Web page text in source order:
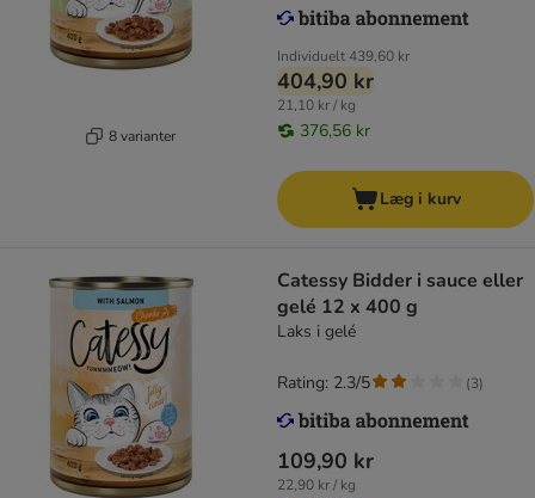
8 varianter
Individuelt439,60 kr
404,90 kr
21,10 kr / kg
376,56 kr
Læg i kurv
Catessy Bidder i sauce eller
gelé 12 x 400 g
Laks i gelé
109,90 kr
22,90 kr / kg
Rating: 2.3/5 (3)